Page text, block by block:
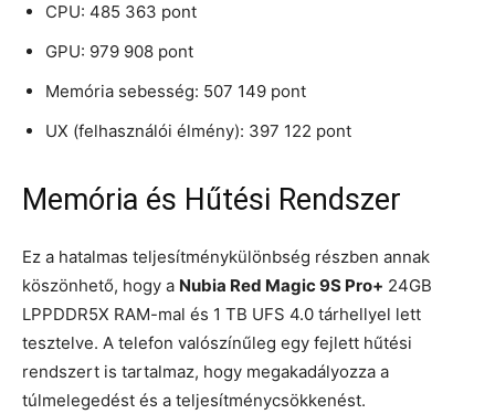
CPU: 485 363 pont
GPU: 979 908 pont
Memória sebesség: 507 149 pont
UX (felhasználói élmény): 397 122 pont
Memória és Hűtési Rendszer
Ez a hatalmas teljesítménykülönbség részben annak
köszönhető, hogy a Nubia Red Magic 9S Pro+ 24GB
LPPDDR5X RAM-mal és 1 TB UFS 4.0 tárhellyel lett
tesztelve. A telefon valószínűleg egy fejlett hűtési
rendszert is tartalmaz, hogy megakadályozza a
túlmelegedést és a teljesítménycsökkenést.